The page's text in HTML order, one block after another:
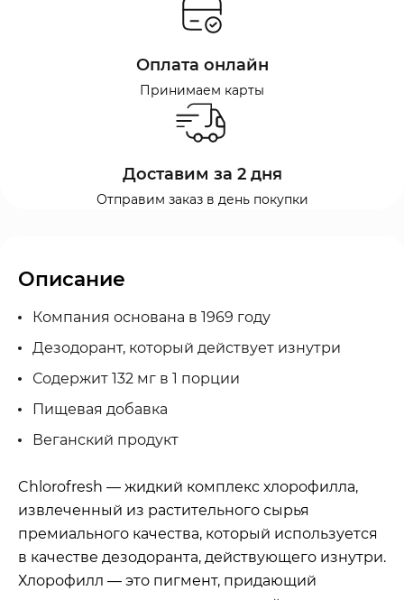
Оплата онлайн
Принимаем карты
Доставим за 2 дня
Отправим заказ в день покупки
Описание
Компания основана в 1969 году
Дезодорант, который действует изнутри
Содержит 132 мг в 1 порции
Пищевая добавка
Веганский продукт
Chlorofresh — жидкий комплекс хлорофилла,
извлеченный из растительного сырья
премиального качества, который используется
в качестве дезодоранта, действующего изнутри.
Хлорофилл — это пигмент, придающий